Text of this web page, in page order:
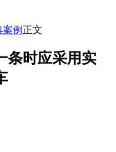
例 正文
条时应采用实